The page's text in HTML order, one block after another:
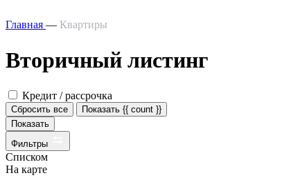
Главная — Квартиры
Вторичный листинг
Кредит / рассрочка
Сбросить все
Показать {{ count }}
Показать
Фильтры
Списком
На карте